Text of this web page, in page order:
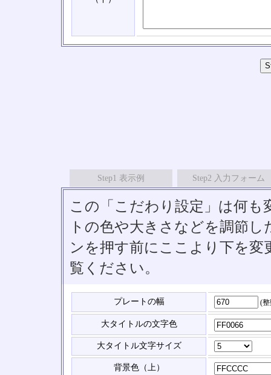
Step1 表示例 Step2 入力フォーム
この「こだわり設定」は何
トの色や大きさなどを調節
ンを押す前にここより下を
覧ください。
プレートの幅 (
大タイトルの文字色
大タイトル文字サイズ
背景色（上）